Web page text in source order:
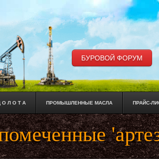
БУРОВОЙ ФОРУМ
О Л О Т А ПРОМЫШЛЕННЫЕ МАСЛА ПРАЙС-